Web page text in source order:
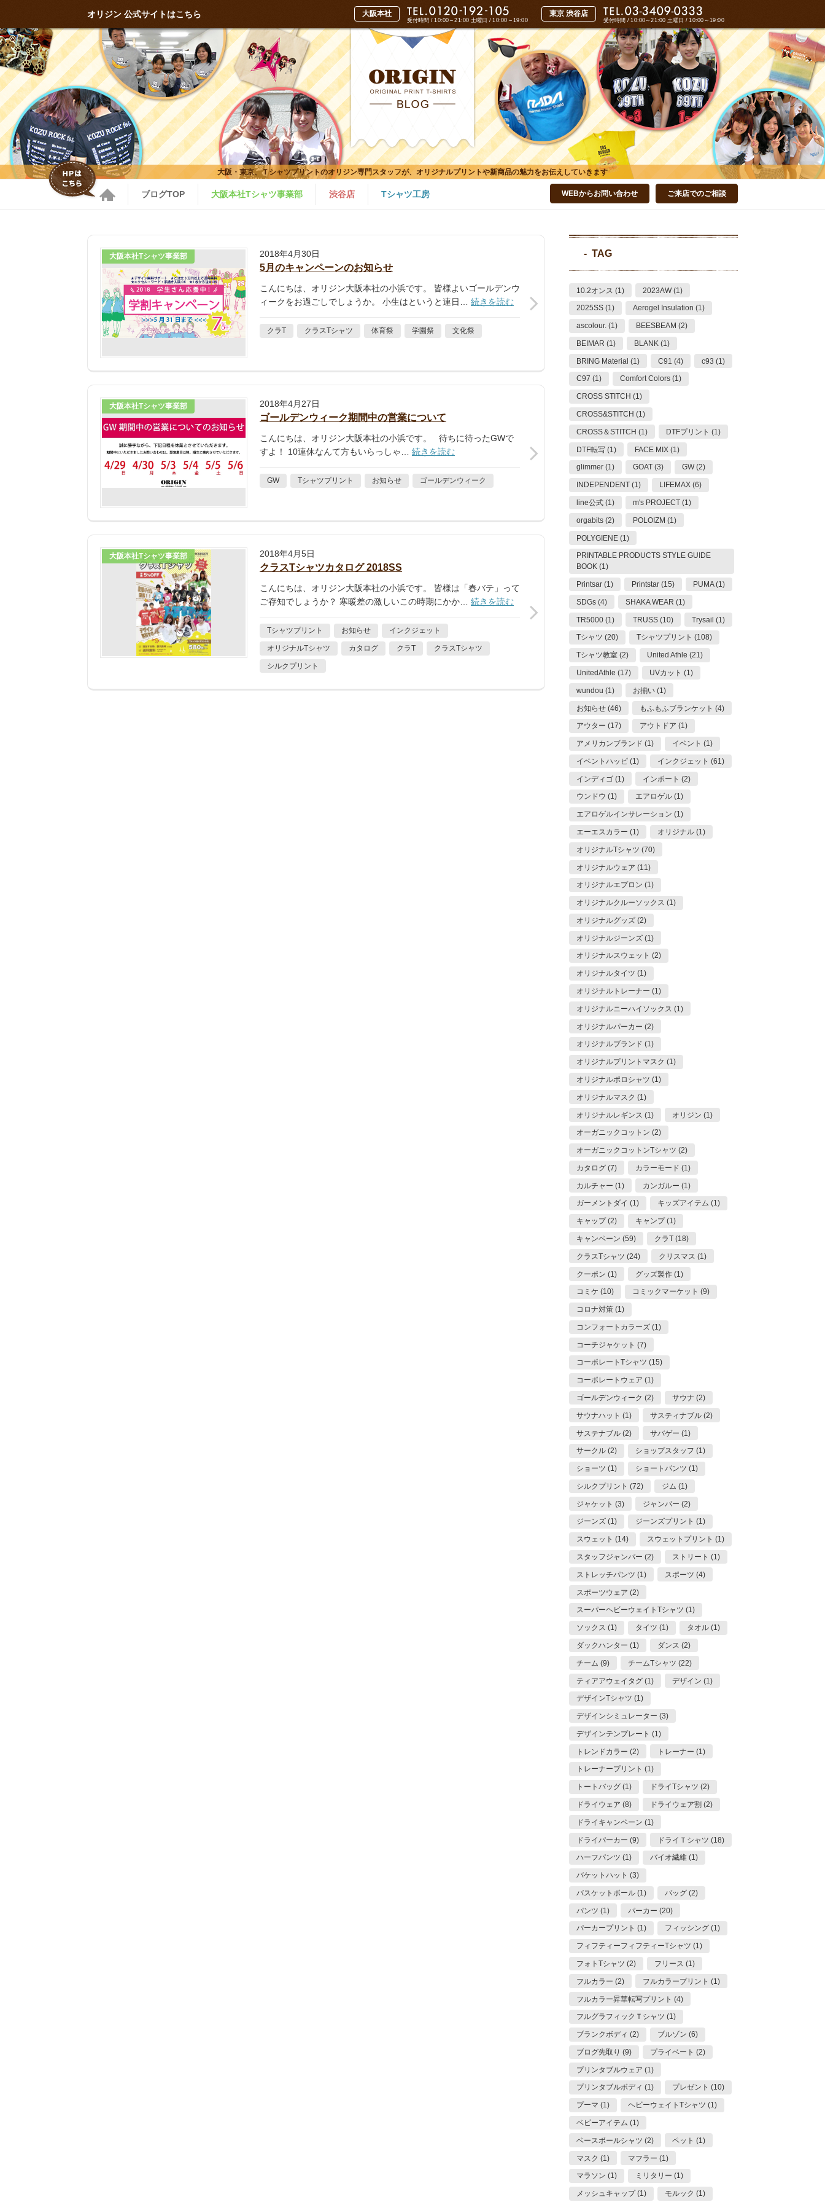
大阪・東京、Ｔシャツプリントのオリジン専門スタッフが、オリジナルプリントや新商品の魅力をお伝えしていきます
オリジン 公式サイトはこちら
受付時間 / 10:00～21:00 土曜日 / 10:00～19:00 受付時間 / 10:00～21:00 土曜日 / 10:00～19:00
ブログTOP 大阪本社Tシャツ事業部 渋谷店 Tシャツ工房 WEBからお問い合わせ ご来店でのご相談
2018年4月30日
5月のキャンペーンのお知らせ
大阪本社Tシャツ事業部
こんにちは、オリジン大阪本社の小浜です。 皆様よいゴールデンウ
ィークをお過ごしでしょうか。 小生はというと連日… 続きを読む
クラT クラスTシャツ 体育祭 学園祭 文化祭
2018年4月27日
ゴールデンウィーク期間中の営業について
大阪本社Tシャツ事業部
こんにちは、オリジン大阪本社の小浜です。 待ちに待ったGWで
すよ！ 10連休なんて方もいらっしゃ… 続きを読む
GW Tシャツプリント お知らせ ゴールデンウィーク
2018年4月5日
クラスTシャツカタログ 2018SS
大阪本社Tシャツ事業部
こんにちは、オリジン大阪本社の小浜です。 皆様は「春バテ」って
ご存知でしょうか？ 寒暖差の激しいこの時期にかか… 続きを読む
Tシャツプリント お知らせ インクジェット
オリジナルTシャツ カタログ クラT クラスTシャツ
シルクプリント
TAG
10.2オンス (1) 2023AW (1)
2025SS (1) Aerogel Insulation (1)
ascolour. (1) BEESBEAM (2)
BEIMAR (1) BLANK (1)
BRING Material (1) C91 (4) c93 (1)
C97 (1) Comfort Colors (1)
CROSS STITCH (1)
CROSS&STITCH (1)
CROSS＆STITCH (1) DTFプリント (1)
DTF転写 (1) FACE MIX (1)
glimmer (1) GOAT (3) GW (2)
INDEPENDENT (1) LIFEMAX (6)
line公式 (1) m's PROJECT (1)
orgabits (2) POLOIZM (1)
POLYGIENE (1)
PRINTABLE PRODUCTS STYLE GUIDE
BOOK (1)
Printsar (1) Printstar (15) PUMA (1)
SDGs (4) SHAKA WEAR (1)
TR5000 (1) TRUSS (10) Trysail (1)
Tシャツ (20) Tシャツプリント (108)
Tシャツ教室 (2) United Athle (21)
UnitedAthle (17) UVカット (1)
wundou (1) お揃い (1)
お知らせ (46) もふもふブランケット (4)
アウター (17) アウトドア (1)
アメリカンブランド (1) イベント (1)
イベントハッピ (1) インクジェット (61)
インディゴ (1) インポート (2)
ウンドウ (1) エアロゲル (1)
エアロゲルインサレーション (1)
エーエスカラー (1) オリジナル (1)
オリジナルTシャツ (70)
オリジナルウェア (11)
オリジナルエプロン (1)
オリジナルクルーソックス (1)
オリジナルグッズ (2)
オリジナルジーンズ (1)
オリジナルスウェット (2)
オリジナルタイツ (1)
オリジナルトレーナー (1)
オリジナルニーハイソックス (1)
オリジナルパーカー (2)
オリジナルブランド (1)
オリジナルプリントマスク (1)
オリジナルポロシャツ (1)
オリジナルマスク (1)
オリジナルレギンス (1) オリジン (1)
オーガニックコットン (2)
オーガニックコットンTシャツ (2)
カタログ (7) カラーモード (1)
カルチャー (1) カンガルー (1)
ガーメントダイ (1) キッズアイテム (1)
キャップ (2) キャンプ (1)
キャンペーン (59) クラT (18)
クラスTシャツ (24) クリスマス (1)
クーポン (1) グッズ製作 (1)
コミケ (10) コミックマーケット (9)
コロナ対策 (1)
コンフォートカラーズ (1)
コーチジャケット (7)
コーポレートTシャツ (15)
コーポレートウェア (1)
ゴールデンウィーク (2) サウナ (2)
サウナハット (1) サスティナブル (2)
サステナブル (2) サバゲー (1)
サークル (2) ショップスタッフ (1)
ショーツ (1) ショートパンツ (1)
シルクプリント (72) ジム (1)
ジャケット (3) ジャンパー (2)
ジーンズ (1) ジーンズプリント (1)
スウェット (14) スウェットプリント (1)
スタッフジャンパー (2) ストリート (1)
ストレッチパンツ (1) スポーツ (4)
スポーツウェア (2)
スーパーヘビーウェイトTシャツ (1)
ソックス (1) タイツ (1) タオル (1)
ダックハンター (1) ダンス (2)
チーム (9) チームTシャツ (22)
ティアアウェイタグ (1) デザイン (1)
デザインTシャツ (1)
デザインシミュレーター (3)
デザインテンプレート (1)
トレンドカラー (2) トレーナー (1)
トレーナープリント (1)
トートバッグ (1) ドライTシャツ (2)
ドライウェア (8) ドライウェア割 (2)
ドライキャンペーン (1)
ドライパーカー (9) ドライＴシャツ (18)
ハーフパンツ (1) バイオ繊維 (1)
バケットハット (3)
バスケットボール (1) バッグ (2)
パンツ (1) パーカー (20)
パーカープリント (1) フィッシング (1)
フィフティーフィフティーTシャツ (1)
フォトTシャツ (2) フリース (1)
フルカラー (2) フルカラープリント (1)
フルカラー昇華転写プリント (4)
フルグラフィックＴシャツ (1)
ブランクボディ (2) ブルゾン (6)
ブログ先取り (9) プライベート (2)
プリンタブルウェア (1)
プリンタブルボディ (1) プレゼント (10)
プーマ (1) ヘビーウェイトTシャツ (1)
ベビーアイテム (1)
ベースボールシャツ (2) ペット (1)
マスク (1) マフラー (1)
マラソン (1) ミリタリー (1)
メッシュキャップ (1) モルック (1)